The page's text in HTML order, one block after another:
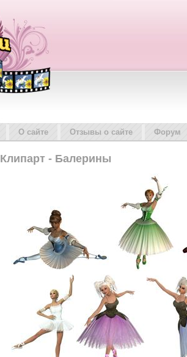
О сайте Отзывы о сайте Форум
Клипарт - Балерины